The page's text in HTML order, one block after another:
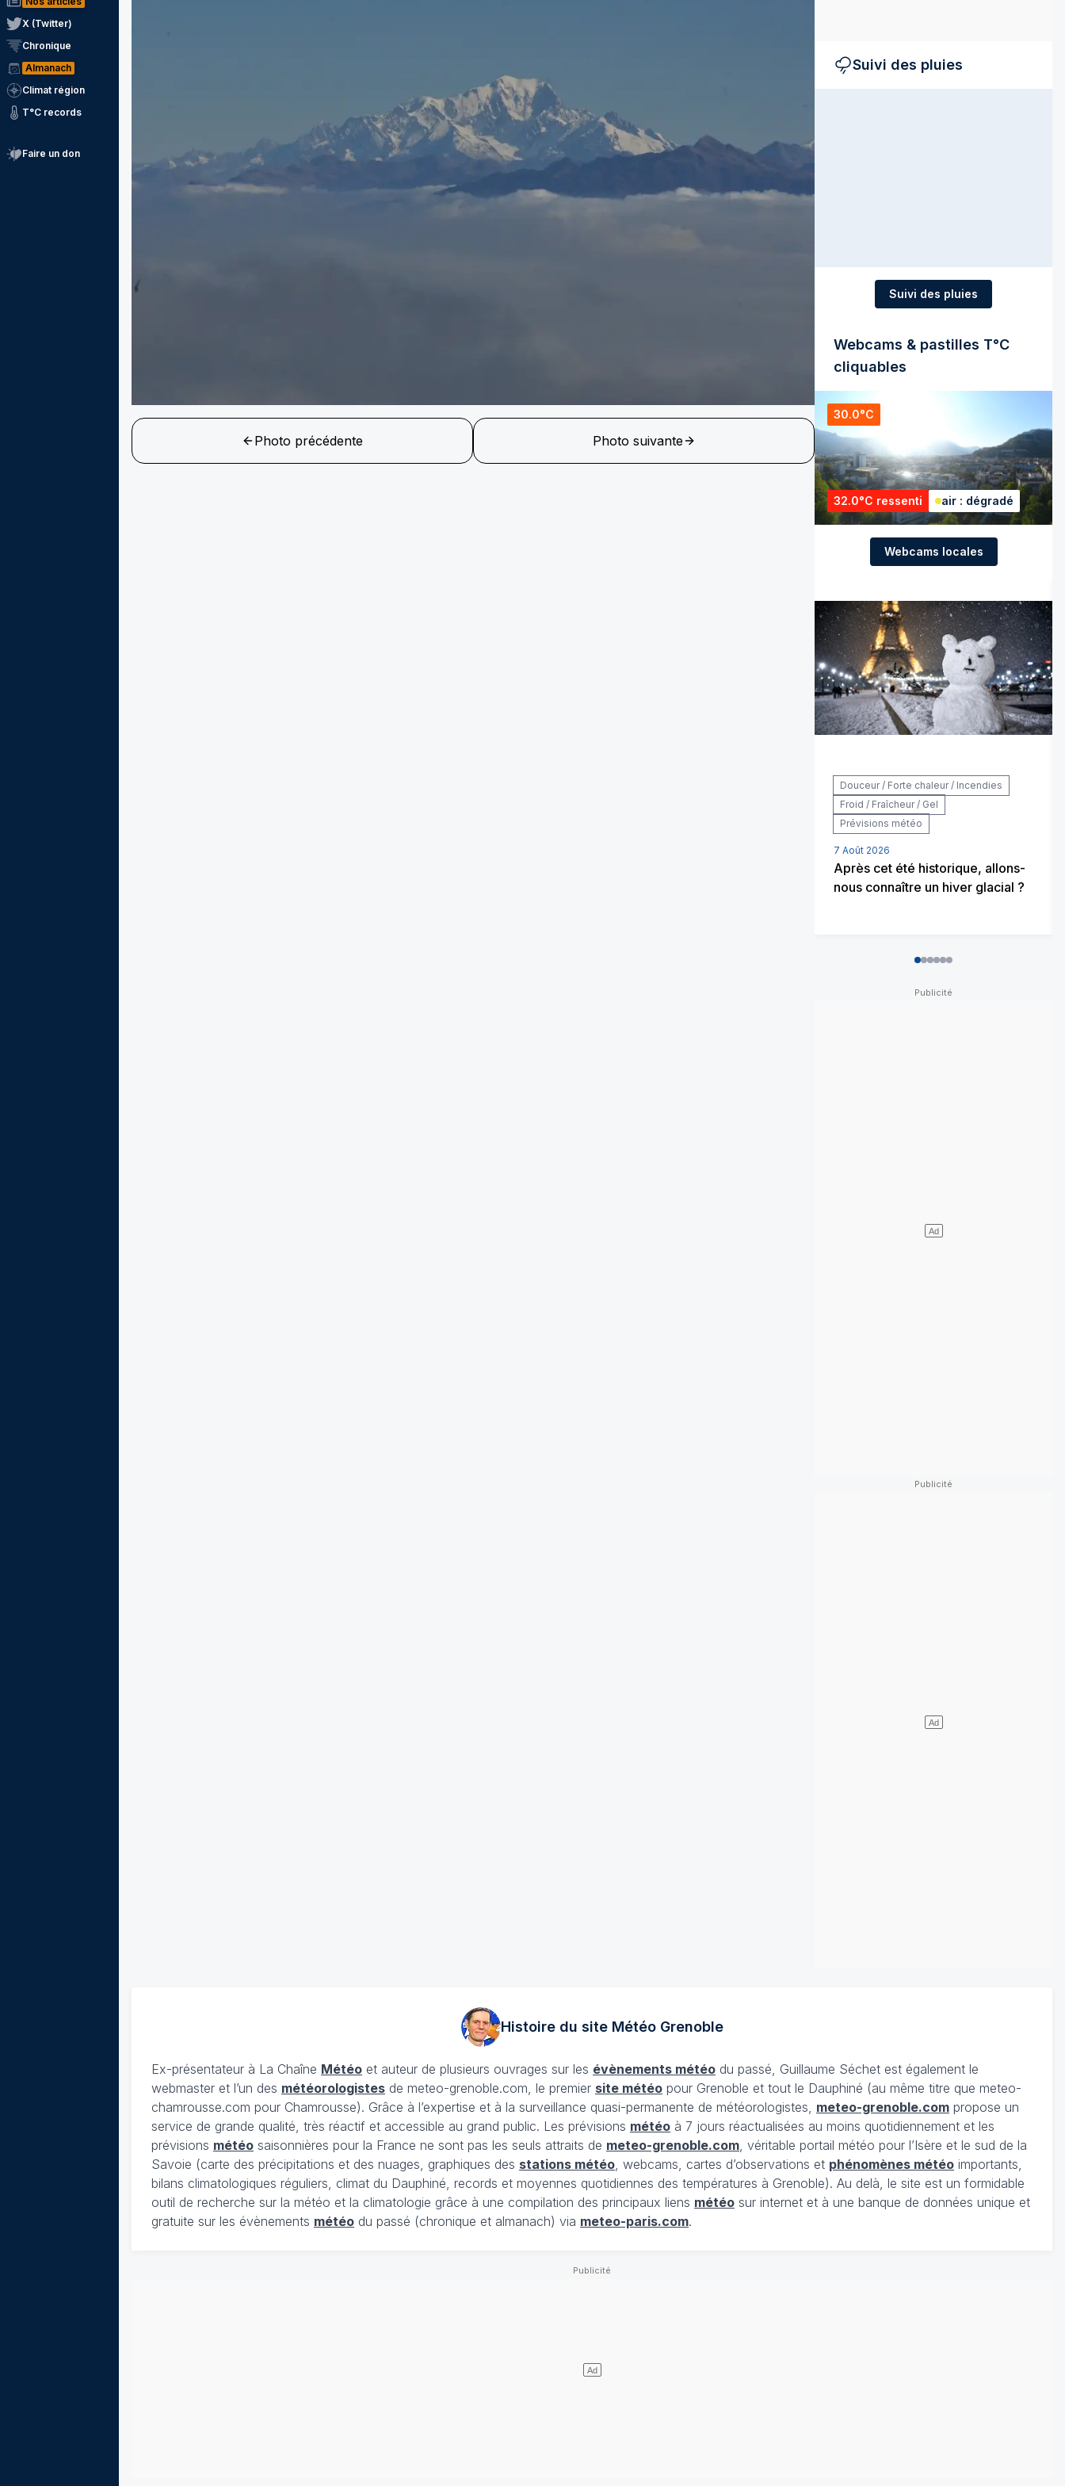
X (Twitter)
Chronique
Almanach
Climat région
T°C records
Faire un don
Photo précédente Photo suivante
Suivi des pluies
Suivi des pluies
Webcams & pastilles T°C
cliquables
30.0°C
32.0°C ressenti air : dégradé
Webcams locales
Douceur / Forte chaleur / Incendies
Froid / Fraîcheur / Gel
Prévisions météo
7 Août 2026
Après cet été historique, allons-
nous connaître un hiver glacial ?
012345
Histoire du site MétéoGrenoble
Ex-présentateur à La Chaîne Météo et auteur de plusieurs ouvrages sur les évènements météo du passé, Guillaume Séchet est également le
webmaster et l’un des météorologistes de meteo-grenoble.com, le premier site météo pour Grenoble et tout le Dauphiné (au même titre que meteo-
chamrousse.com pour Chamrousse). Grâce à l’expertise et à la surveillance quasi-permanente de météorologistes, meteo-grenoble.com propose un
service de grande qualité, très réactif et accessible au grand public. Les prévisions météo à 7 jours réactualisées au moins quotidiennement et les
prévisions météo saisonnières pour la France ne sont pas les seuls attraits de meteo-grenoble.com , véritable portail météo pour l’Isère et le sud de la
Savoie (carte des précipitations et des nuages, graphiques des stations météo , webcams, cartes d’observations et phénomènes météo importants,
bilans climatologiques réguliers, climat du Dauphiné, records et moyennes quotidiennes des températures à Grenoble). Au delà, le site est un formidable
outil de recherche sur la météo et la climatologie grâce à une compilation des principaux liens météo sur internet et à une banque de données unique et
gratuite sur les évènements météo du passé (chronique et almanach) via meteo-paris.com.